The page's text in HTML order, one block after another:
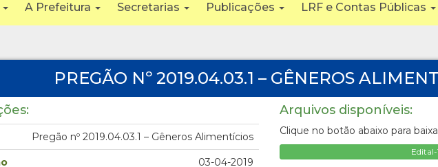
A Prefeitura Secretarias Publicações LRF e Contas Públicas
PREGÃO Nº 2019.04.03.1 – GÊNEROS
Pregão nº 2019.04.03.1 – Gêneros Alimentícios
03-04-2019
Arquivos disponíveis:
Clique no botão abaixo para